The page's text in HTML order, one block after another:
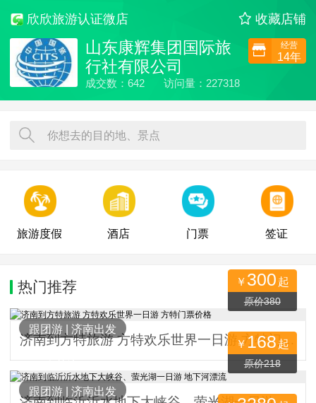
欣欣旅游认证微店 收藏店铺
经营
14年
山东康辉集团国际旅
行社有限公司
成交数：642 访问量：227318
你想去的目的地、景点
旅游度假 酒店 门票 签证
热门推荐
跟团游 |济南出发
￥ 300 起
原价380
济南到方特旅游 方特欢乐世界一日游 方特门票价格
跟团游 |济南出发
6787人关注
￥ 168 起
原价218